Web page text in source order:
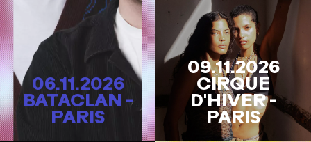
06.11.2026
BATACLAN -
PARIS
09.11.2026
CIRQUE
D'HIVER -
PARIS